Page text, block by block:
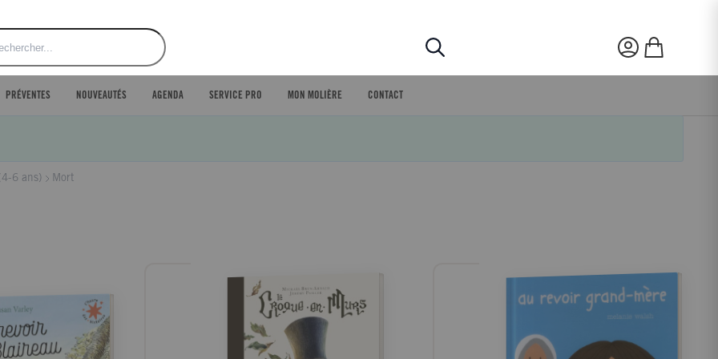
Rechercher
Mon compte
Mon panier
PRÉVENTES NOUVEAUTÉS AGENDA SERVICE PRO MON MOLIÈRE CONTACT
6 ans) Mort